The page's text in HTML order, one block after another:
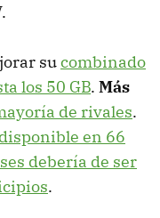
sucombinado
los 50 GB. Más
de rivales.
disponible en 66
debería de ser
.